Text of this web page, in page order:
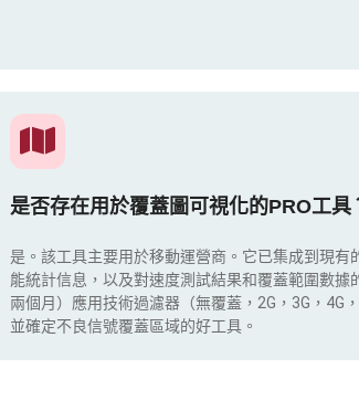
是否存在用於覆蓋圖可視化的PRO工具
是。該工具主要用於移動運營商。它已集成到現
能統計信息，以及對速度測試結果和覆蓋範圍數
兩個月）應用技術過濾器（無覆蓋，2G，3G，4G
並確定不良信號覆蓋區域的好工具。